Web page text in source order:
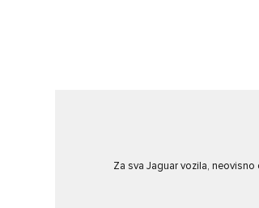
Za sva Jaguar vozila,